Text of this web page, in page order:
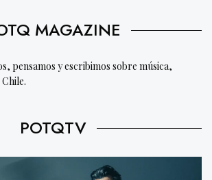
MAGAZINE
pensamos y escribimos sobre música,
POTQTV